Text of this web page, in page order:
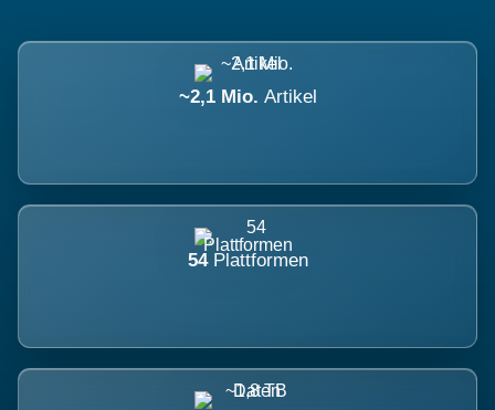
~2,1 Mio. Artikel
54 Plattformen